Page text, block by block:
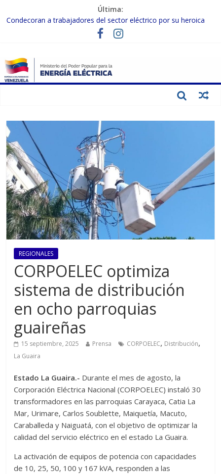
Última:
Condecoran a trabajadores del sector eléctrico por su heroica
labor tras el doble sismo del 24-J
Gobierno Nacional coordina acciones con el sector privado para
Inspeccionan trabajos de rehabilitación en instalaciones del SEN
en Carabobo
Gobierno Nacional activa plan preventivo para fortalecer el SEN
REGIONALES
CORPOELEC optimiza
sistema de distribución
en ocho parroquias
guaireñas
15 septiembre, 2025 Prensa CORPOELEC, Distribución,
La Guaira
Estado La Guaira.- Durante el mes de agosto, la
Corporación Eléctrica Nacional (CORPOELEC) instaló 30
transformadores en las parroquias Carayaca, Catia La
Mar, Urimare, Carlos Soublette, Maiquetía, Macuto,
Caraballeda y Naiguatá, con el objetivo de optimizar la
calidad del servicio eléctrico en el estado La Guaira.
La activación de equipos de potencia con capacidades
de 10, 25, 50, 100 y 167 kVA, responden a las